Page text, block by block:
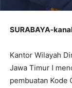
SURABAYA-
Kantor Wilayah
Jawa Timur I
pembuatan Kode